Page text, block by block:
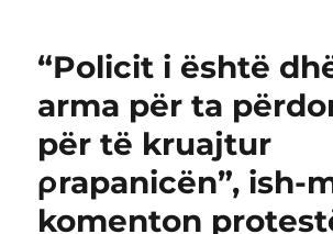
“Policit i është
arma për ta
për të kruajtur
ρrapanicën”, ish-
komenton